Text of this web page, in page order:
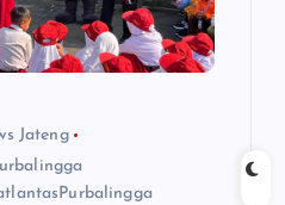
Jateng